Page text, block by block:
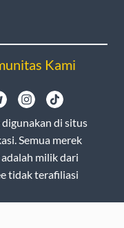
Kami
digunakan di situs
Semua merek
milik dari
tidak terafiliasi